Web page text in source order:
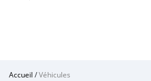
Accueil /Véhicules